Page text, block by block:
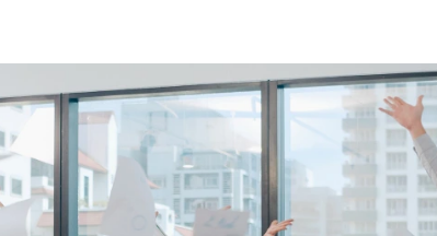
Home Blog